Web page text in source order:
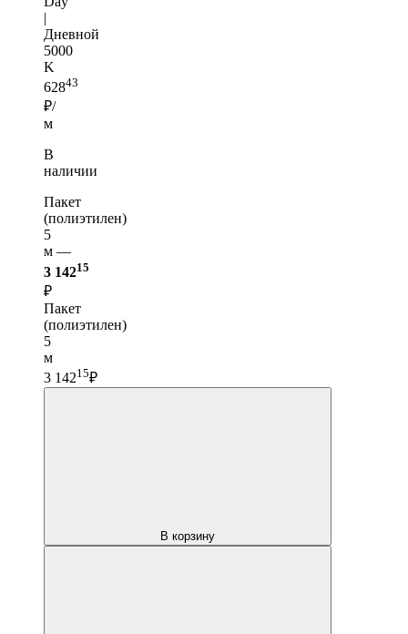
|
Дневной
5000
K
62843
₽/
м
В
наличии
Пакет
(полиэтилен)
5
м —
3 14215
₽
Пакет
(полиэтилен)
5
м
3 14215₽
В корзину